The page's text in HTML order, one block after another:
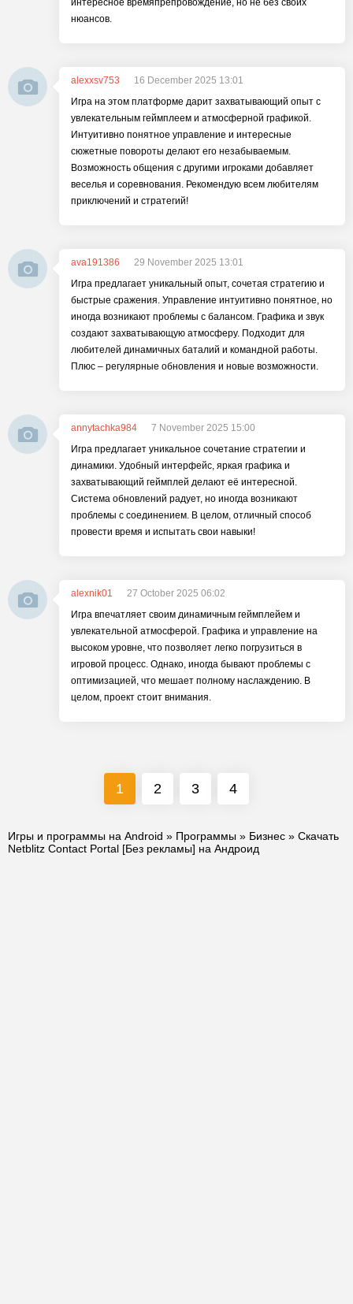
интересное времяпрепровождение, но не без своих
нюансов.
alexxsv753
16 December 2025 13:01
Игра на этом платформе дарит захватывающий опыт с
увлекательным геймплеем и атмосферной графикой.
Интуитивно понятное управление и интересные
сюжетные повороты делают его незабываемым.
Возможность общения с другими игроками добавляет
веселья и соревнования. Рекомендую всем любителям
приключений и стратегий!
ava191386
29 November 2025 13:01
Игра предлагает уникальный опыт, сочетая стратегию и
быстрые сражения. Управление интуитивно понятное, но
иногда возникают проблемы с балансом. Графика и звук
создают захватывающую атмосферу. Подходит для
любителей динамичных баталий и командной работы.
Плюс – регулярные обновления и новые возможности.
annytachka984
7 November 2025 15:00
Игра предлагает уникальное сочетание стратегии и
динамики. Удобный интерфейс, яркая графика и
захватывающий геймплей делают её интересной.
Система обновлений радует, но иногда возникают
проблемы с соединением. В целом, отличный способ
провести время и испытать свои навыки!
alexnik01
27 October 2025 06:02
Игра впечатляет своим динамичным геймплейем и
увлекательной атмосферой. Графика и управление на
высоком уровне, что позволяет легко погрузиться в
игровой процесс. Однако, иногда бывают проблемы с
оптимизацией, что мешает полному наслаждению. В
целом, проект стоит внимания.
1 2 3 4
Игры и программы на Android » Программы » Бизнес » Скачать
Netblitz Contact Portal [Без рекламы] на Андроид